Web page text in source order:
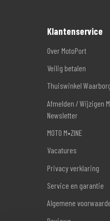
Klantenservice
Over MotoPort
Veilig betalen
Thuiswinkel
Afmelden / Wijzigen
Newsletter
MOTO M•ZINE
Vacatures
Privacy verklaring
Service en garantie
Algemene